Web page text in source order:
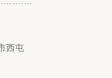
西屯